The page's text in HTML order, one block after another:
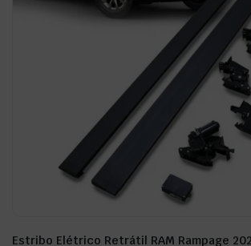
Estribo Elétrico Retrátil RAM Rampage